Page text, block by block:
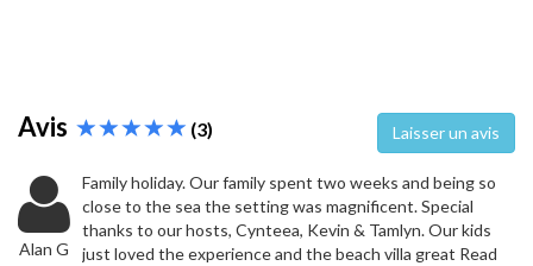
Avis (3) Laisser un avis
Alan G
Family holiday. Our family spent two weeks and being so
close to the sea the setting was magnificent. Special
thanks to our hosts, Cynteea, Kevin & Tamlyn. Our kids
just loved the experience and the beach villa great Read